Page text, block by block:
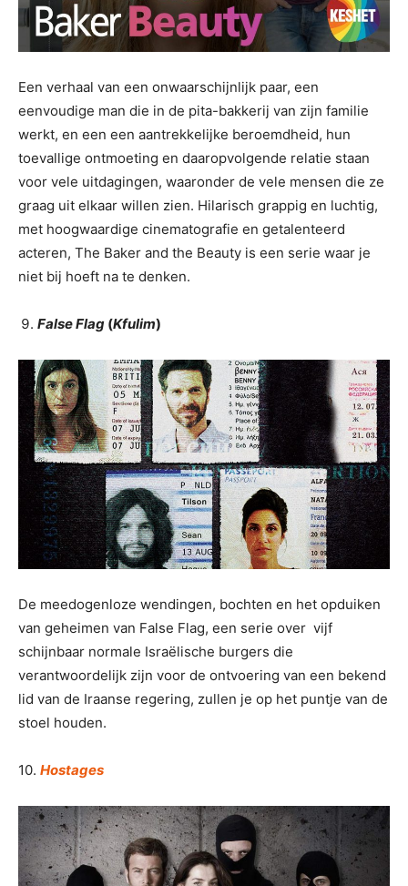
Een verhaal van een onwaarschijnlijk paar, een
eenvoudige man die in de pita-bakkerij van zijn familie
werkt, en een een aantrekkelijke beroemdheid, hun
toevallige ontmoeting en daaropvolgende relatie staan
voor vele uitdagingen, waaronder de vele mensen die ze
graag uit elkaar willen zien. Hilarisch grappig en luchtig,
met hoogwaardige cinematografie en getalenteerd
acteren, The Baker and the Beauty is een serie waar je
niet bij hoeft na te denken.
False Flag (Kfulim)
De meedogenloze wendingen, bochten en het opduiken
van geheimen van False Flag, een serie over vijf
schijnbaar normale Israëlische burgers die
verantwoordelijk zijn voor de ontvoering van een bekend
lid van de Iraanse regering, zullen je op het puntje van de
stoel houden.
10. Hostages